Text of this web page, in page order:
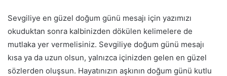
Sevgiliye en güzel doğum günü mesajı için yazımızı
okuduktan sonra kalbinizden dökülen kelimelere de
mutlaka yer vermelisiniz. Sevgiliye doğum günü mesajı
kısa ya da uzun olsun, yalnızca içinizden gelen en güzel
sözlerden oluşsun. Hayatınızın aşkının doğum günü kutlu